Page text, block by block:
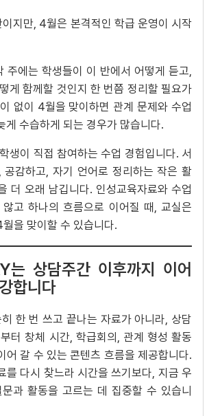
지만, 4월은 본격적인 학급 운영이 시작
주에는 학생들이 이 반에서 어떻게 듣고,
게 함께할 것인지 한 번쯤 정리할 필요가
없이 4월을 맞이하면 관계 문제와 수업
게 수습하게 되는 경우가 많습니다.
생이 직접 참여하는 수업 경험입니다. 서
공감하고, 자기 언어로 정리하는 작은 활
더 오래 남깁니다. 인성교육자료와 수업
고 하나의 흐름으로 이어질 때, 교실은
을 맞이할 수 있습니다.
상담주간 이후까지 이어
합니다
한 번 쓰고 끝나는 자료가 아니라, 상담
터 창체 시간, 학급회의, 관계 형성 활동
어 갈 수 있는 콘텐츠 흐름을 제공합니다.
를 다시 찾느라 시간을 쓰기보다, 지금 우
과 활동을 고르는 데 집중할 수 있습니